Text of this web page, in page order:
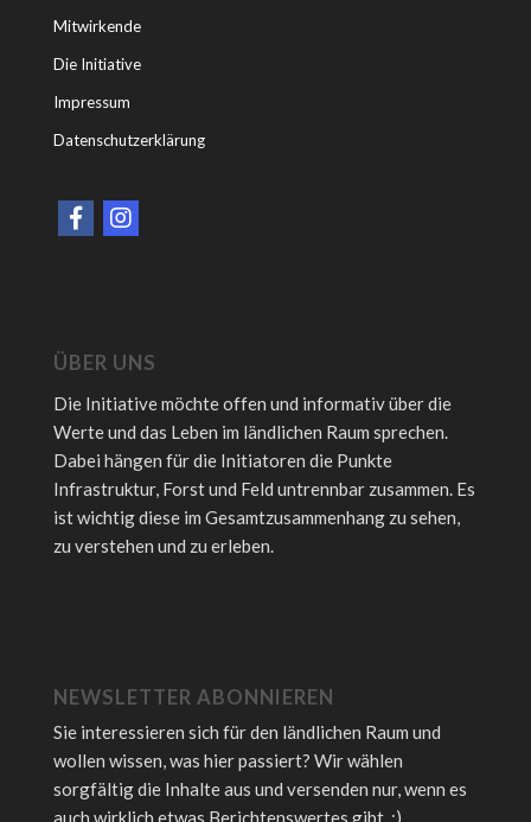
Mitwirkende
Die Initiative
Impressum
Datenschutzerklärung
ÜBER UNS
Die Initiative möchte offen und informativ über die
Werte und das Leben im ländlichen Raum sprechen.
Dabei hängen für die Initiatoren die Punkte
Infrastruktur, Forst und Feld untrennbar zusammen. Es
ist wichtig diese im Gesamtzusammenhang zu sehen,
zu verstehen und zu erleben.
NEWSLETTER ABONNIEREN
Sie interessieren sich für den ländlichen Raum und
wollen wissen, was hier passiert? Wir wählen
sorgfältig die Inhalte aus und versenden nur, wenn es
auch wirklich etwas Berichtenswertes gibt. :)